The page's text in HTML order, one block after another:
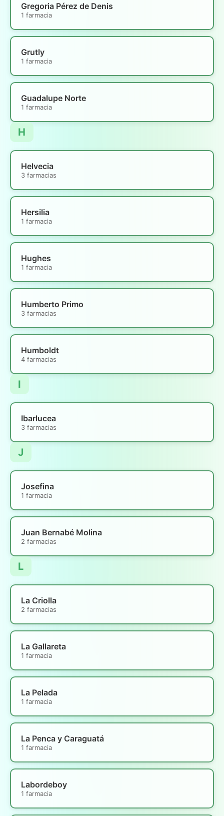
Gregoria Pérez de Denis
1 farmacia
Grutly
1 farmacia
Guadalupe Norte
1 farmacia
H
Helvecia
3 farmacias
Hersilia
1 farmacia
Hughes
1 farmacia
Humberto Primo
3 farmacias
Humboldt
4 farmacias
I
Ibarlucea
3 farmacias
J
Josefina
1 farmacia
Juan Bernabé Molina
2 farmacias
L
La Criolla
2 farmacias
La Gallareta
1 farmacia
La Pelada
1 farmacia
La Penca y Caraguatá
1 farmacia
Labordeboy
1 farmacia